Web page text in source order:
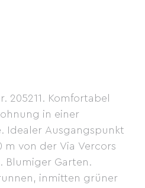
205211. Komfortabel
in einer
Idealer Ausgangspunkt
m von der Via Vercors
Blumiger Garten.
inmitten grüner